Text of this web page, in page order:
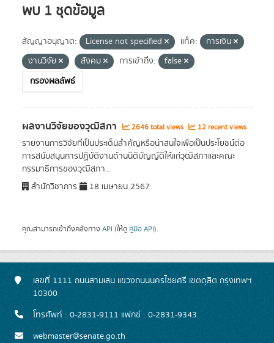
พบ 1 ชุดข้อมูล
สัญญาอนุญาต: License not specified แท็ค:
การเงิน
งานวิจัย
สังคม การเข้าถึง:
false
กรองผลลัพธ์
ผลงานวิจัยของวุฒิสภา 2646 total views 12 recent views
รายงานการวิจัยที่เป็นประเด็นสำคัญหรือน่าสนใจเพื่อเป็นประโยชน์ต่อ
การสนับสนุนการปฏิบัติงานด้านนิติบัญญัติให้แก่วุฒิสภาและคณะ
กรรมาธิการของวุฒิสภา...
สำนักวิชาการ
18 เมษายน 2567
คุณสามารถเข้าถึงคลังทาง API (ให้ดู คู่มือ API).
เลขที่ 1111 ถนนสามเสน แขวงถนนนครไชยศรี เขตดุสิต กรุงเทพฯ
10300
โทรศัพท์ : 0-2831-9111 แฟกซ์ : 0-2831-9343
webmaster@senate.go.th